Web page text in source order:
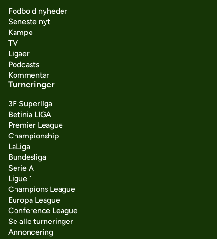
Fodbold nyheder
Seneste nyt
Kampe
TV
Ligaer
Podcasts
Kommentar
Turneringer
3F Superliga
Betinia LIGA
Premier League
Championship
LaLiga
Bundesliga
Serie A
Ligue 1
Champions League
Europa League
Conference League
Se alle turneringer
Annoncering